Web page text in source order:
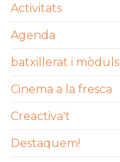
Activitats
Agenda
batxillerat i mòduls
Cinema a la fresca
Creactiva't
Destaquem!